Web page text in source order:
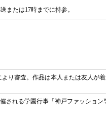
または17時までに持参。
り審査。作品は本人または友人が
される学園行事「神戸ファッション